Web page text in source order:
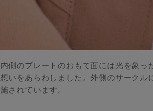
内側のプレートのおもて面には光を象っ
想いをあらわしました。外側のサーク
施されています。